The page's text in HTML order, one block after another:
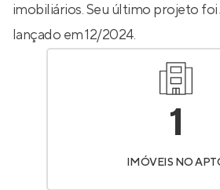
imobiliários. Seu último projeto foi
lançado em 12/2024.
1
IMÓVEIS NO